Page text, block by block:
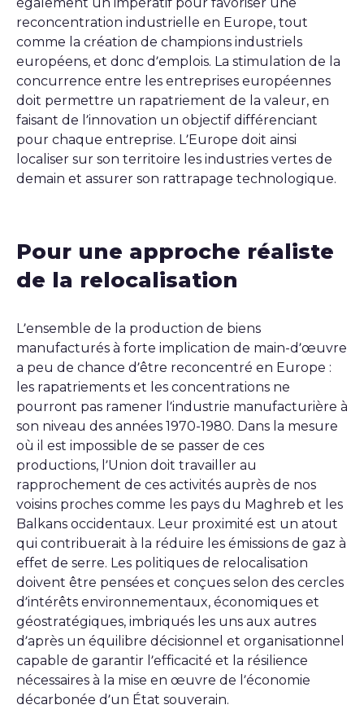
reconcentration industrielle en Europe, tout
comme la création de champions industriels
européens, et donc d’emplois. La stimulation de la
concurrence entre les entreprises européennes
doit permettre un rapatriement de la valeur, en
faisant de l’innovation un objectif différenciant
pour chaque entreprise. L’Europe doit ainsi
localiser sur son territoire les industries vertes de
demain et assurer son rattrapage technologique.
Pour une approche réaliste
de la relocalisation
L’ensemble de la production de biens
manufacturés à forte implication de main-d’œuvre
a peu de chance d’être reconcentré en Europe :
les rapatriements et les concentrations ne
pourront pas ramener l’industrie manufacturière à
son niveau des années 1970-1980. Dans la mesure
où il est impossible de se passer de ces
productions, l’Union doit travailler au
rapprochement de ces activités auprès de nos
voisins proches comme les pays du Maghreb et les
Balkans occidentaux. Leur proximité est un atout
qui contribuerait à la réduire les émissions de gaz à
effet de serre. Les politiques de relocalisation
doivent être pensées et conçues selon des cercles
d’intérêts environnementaux, économiques et
géostratégiques, imbriqués les uns aux autres
d’après un équilibre décisionnel et organisationnel
capable de garantir l’efficacité et la résilience
nécessaires à la mise en œuvre de l’économie
décarbonée d’un État souverain.